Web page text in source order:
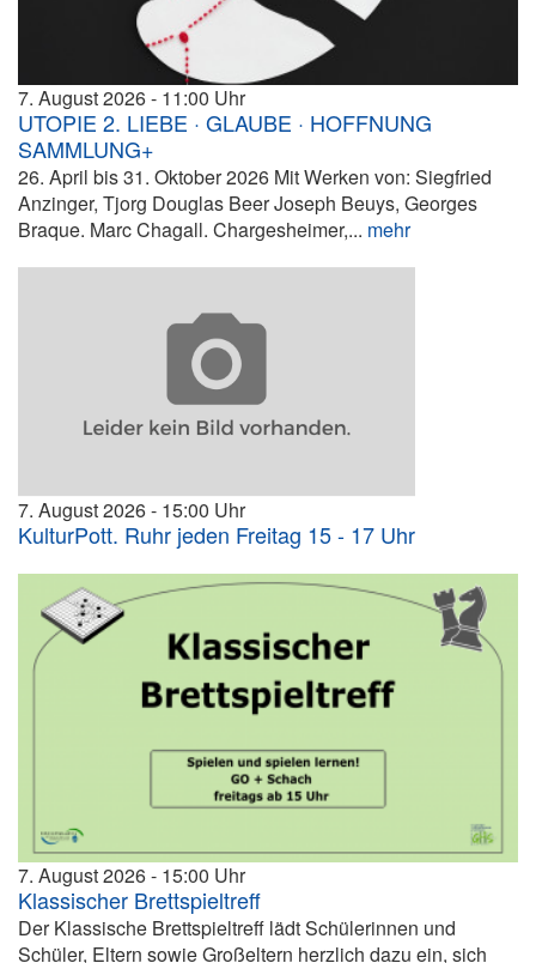
7. August 2026 11:00
UTOPIE 2. LIEBE · GLAUBE · HOFFNUNG
SAMMLUNG+
26. April bis 31. Oktober 2026 Mit Werken von: Siegfried
Anzinger, Tjorg Douglas Beer Joseph Beuys, Georges
Braque. Marc Chagall. Chargesheimer,... mehr
7. August 2026 15:00
KulturPott. Ruhr jeden Freitag 15 - 17 Uhr
7. August 2026 15:00
Klassischer Brettspieltreff
Der Klassische Brettspieltreff lädt Schülerinnen und
Schüler, Eltern sowie Großeltern herzlich dazu ein, sich